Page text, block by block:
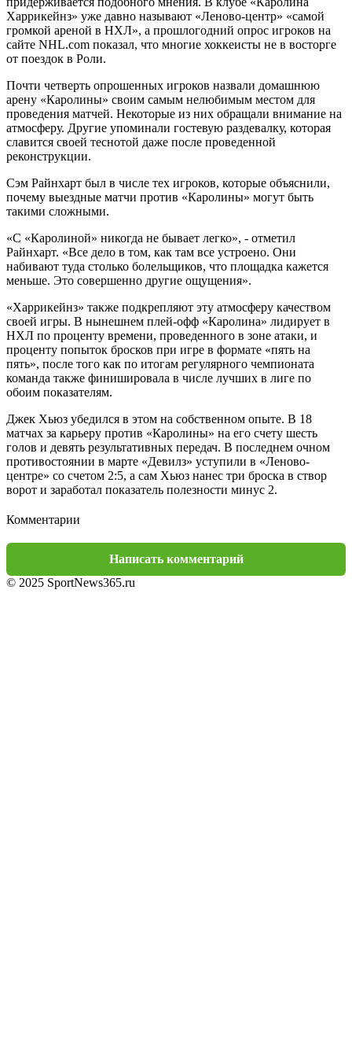
Харрикейнз» уже давно называют «Леново-центр» «самой
громкой ареной в НХЛ», а прошлогодний опрос игроков на
сайте NHL.com показал, что многие хоккеисты не в восторге
от поездок в Роли.
Почти четверть опрошенных игроков назвали домашнюю
арену «Каролины» своим самым нелюбимым местом для
проведения матчей. Некоторые из них обращали внимание на
атмосферу. Другие упоминали гостевую раздевалку, которая
славится своей теснотой даже после проведенной
реконструкции.
Сэм Райнхарт был в числе тех игроков, которые объяснили,
почему выездные матчи против «Каролины» могут быть
такими сложными.
«С «Каролиной» никогда не бывает легко», - отметил
Райнхарт. «Все дело в том, как там все устроено. Они
набивают туда столько болельщиков, что площадка кажется
меньше. Это совершенно другие ощущения».
«Харрикейнз» также подкрепляют эту атмосферу качеством
своей игры. В нынешнем плей-офф «Каролина» лидирует в
НХЛ по проценту времени, проведенного в зоне атаки, и
проценту попыток бросков при игре в формате «пять на
пять», после того как по итогам регулярного чемпионата
команда также финишировала в числе лучших в лиге по
обоим показателям.
Джек Хьюз убедился в этом на собственном опыте. В 18
матчах за карьеру против «Каролины» на его счету шесть
голов и девять результативных передач. В последнем очном
противостоянии в марте «Девилз» уступили в «Леново-
центре» со счетом 2:5, а сам Хьюз нанес три броска в створ
ворот и заработал показатель полезности минус 2.
Комментарии
Написать комментарий
© 2025 SportNews365.ru